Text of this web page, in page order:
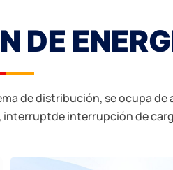
DE
de distribución, se ocupa
interrupción de